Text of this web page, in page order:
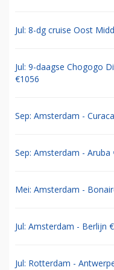
Jul: 8-dg cruise Oost
Jul: 9-daagse Chogogo
€1056
Sep: Amsterdam -
Sep: Amsterdam - Aruba
Mei: Amsterdam -
Jul: Amsterdam - Berlijn
Jul: Rotterdam -